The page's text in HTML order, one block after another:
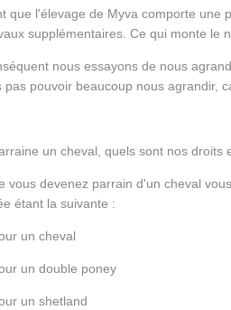
que l'élevage de Myva comporte une
supplémentaires. Ce qui monte le
nous essayons de nous
pas pouvoir beaucoup nous agrandir,
un cheval, quels sont nos droits
vous devenez parrain d'un cheval
étant la suivante :
un cheval
un double poney
un shetland